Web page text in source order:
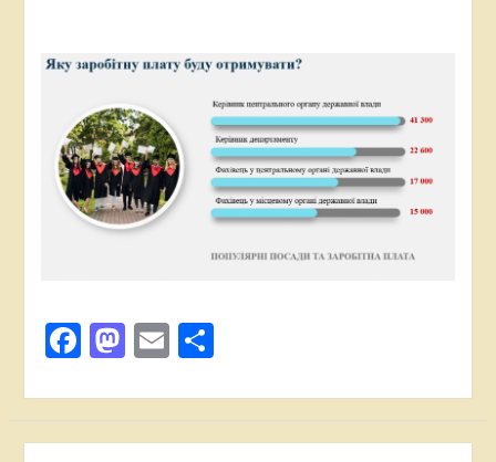
Facebook
Mastodon
Email